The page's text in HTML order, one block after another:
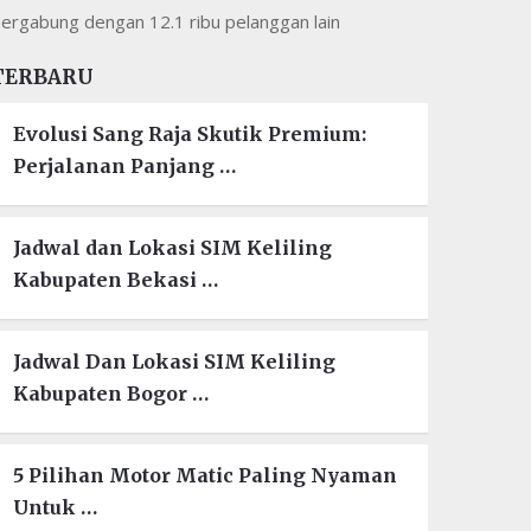
dengan 12.1 ribu pelanggan lain
Evolusi Sang Raja Skutik Premium:
Perjalanan Panjang …
Jadwal dan Lokasi SIM Keliling
Kabupaten Bekasi …
Jadwal Dan Lokasi SIM Keliling
Kabupaten Bogor …
5 Pilihan Motor Matic Paling Nyaman
Untuk …